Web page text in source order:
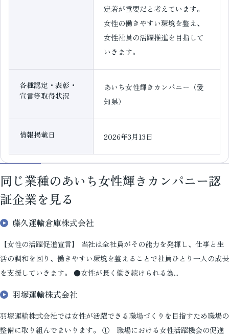
定着が重要だと考えています。
女性の働きやすい環境を整え、
女性社員の活躍推進を目指して
いきます。
各種認定・表彰・
宣言等取得状況
あいち女性輝きカンパニー（愛
知県）
情報掲載日 2026年3月13日
同じ業種のあいち女性輝きカンパニー認
証企業を見る
藤久運輸倉庫株式会社
【女性の活躍促進宣言】 当社は全社員がその能力を発揮し、仕事と生
活の調和を図り、働きやすい環境を整えることで社員ひとり一人の成長
を支援していきます。 ●女性が長く働き続けられる為...
羽塚運輸株式会社
羽塚運輸株式会社では女性が活躍できる職場づくりを目指すため職場の
整備に取り組んでまいります。 ① 職場における女性活躍機会の促進